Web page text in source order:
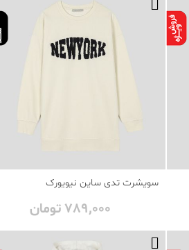
سویشرت تدی ساین نیویورک
789٬000 تومان